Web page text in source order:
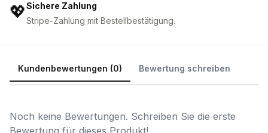
💖Sichere Zahlung
Stripe-Zahlung mit Bestellbestätigung.
Kundenbewertungen (0) Bewertung schreiben
Noch keine Bewertungen. Schreiben Sie die erste